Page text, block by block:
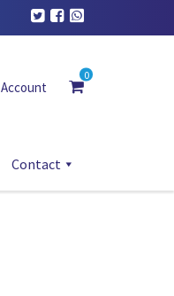
Account
0
Contact